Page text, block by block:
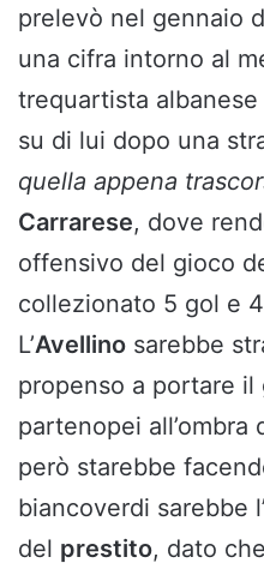
prelevò nel gennaio
una cifra intorno al
trequartista
su di lui dopo una
quella appena
Carrarese, dove
offensivo del gioco
collezionato 5 gol e
L’Avellino sarebbe
propenso a portare il
partenopei all’ombra
però starebbe
biancoverdi sarebbe
del prestito, dato